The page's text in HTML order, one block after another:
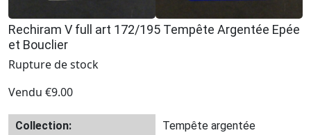
Rechiram V full art 172/195 Tempête Argentée Epée
et Bouclier
Rupture de stock
Vendu €9.00
Collection:
Tempête argentée